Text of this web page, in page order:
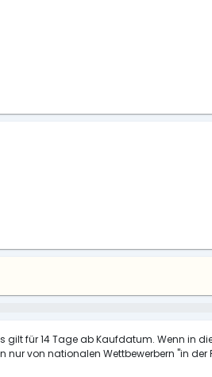
gilt für 14 Tage ab Kaufdatum. Wenn in
von nationalen Wettbewerbern "in der